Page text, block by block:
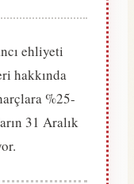
ehliyeti
hakkında
%25-
31 Aralık